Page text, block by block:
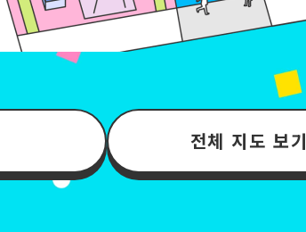
전체 지도 보